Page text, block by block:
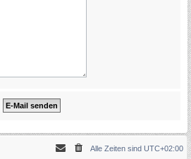
Alle Zeiten sind UTC+02:00